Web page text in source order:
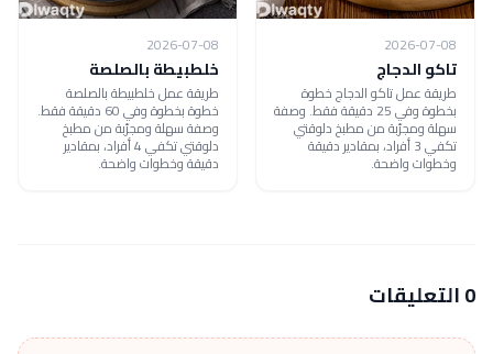
2026-07-08
تاكو الدجاج
طريقة عمل تاكو الدجاج خطوة
بخطوة وفي 25 دقيقة فقط. وصفة
سهلة ومجرّبة من مطبخ دلوقتي
تكفي 3 أفراد، بمقادير دقيقة
وخطوات واضحة.
2026-07-08
خلطبيطة بالصلصة
طريقة عمل خلطبيطة بالصلصة
خطوة بخطوة وفي 60 دقيقة فقط.
وصفة سهلة ومجرّبة من مطبخ
دلوقتي تكفي 4 أفراد، بمقادير
دقيقة وخطوات واضحة.
0 التعليقات